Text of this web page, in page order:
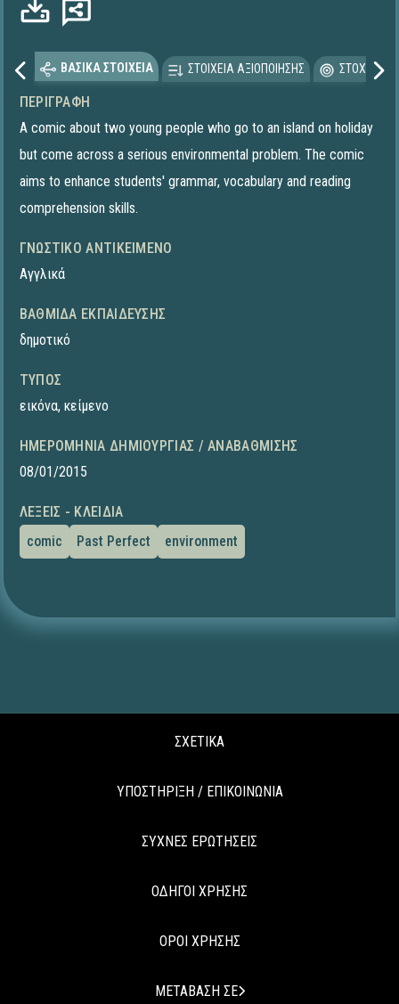
ΒΑΣΙΚΑ ΣΤΟΙΧΕΙΑ ΣΤΟΙΧΕΙΑ ΑΞΙΟΠΟΙΗΣΗΣ
ΠΕΡΙΓΡΑΦΉ
A comic about two young people who go to an island on holiday
but come across a serious environmental problem. The comic
aims to enhance students' grammar, vocabulary and reading
comprehension skills.
ΓΝΩΣΤΙΚΌ ΑΝΤΙΚΕΊΜΕΝΟ
Αγγλικά
ΒΑΘΜΊΔΑ ΕΚΠΑΊΔΕΥΣΗΣ
δημοτικό
ΤΎΠΟΣ
εικόνα, κείμενο
ΗΜΕΡΟΜΗΝΊΑ ΔΗΜΙΟΥΡΓΊΑΣ / ΑΝΑΒΆΘΜΙΣΗΣ
08/01/2015
ΛΈΞΕΙΣ - ΚΛΕΙΔΙΆ
comic
Past Perfect environment
ΣΧΕΤΙΚΑ
ΥΠΟΣΤΗΡΙΞΗ / ΕΠΙΚΟΙΝΩΝΙΑ
ΣΥΧΝΕΣ ΕΡΩΤΗΣΕΙΣ
ΟΔΗΓΟΙ ΧΡΗΣΗΣ
ΟΡΟΙ ΧΡΗΣΗΣ
ΜΕΤΑΒΑΣΗ ΣΕ